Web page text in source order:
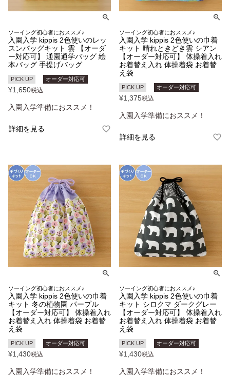
ソーイング初心者におススメ♪
入園入学 kippis 2色使いのレッ
スンバッグキット 雲 【オーダ
ー対応可】 通園通学バッグ 絵
本バッグ 手提げバッグ
PICK UP オーダー対応可
¥1,650税込
入園入学準備におススメ！
詳細を見る
ソーイング初心者におススメ♪
入園入学 kippis 2色使いの巾着
キット 晴れときどき雲 シアン
【オーダー対応可】 体操着入れ
お着替え入れ 体操着袋 お着替
え袋
PICK UP オーダー対応可
¥1,375税込
入園入学準備におススメ！
詳細を見る
ソーイング初心者におススメ♪
入園入学 kippis 2色使いの巾着
キット 冬の植物園 パープル
【オーダー対応可】 体操着入れ
お着替え入れ 体操着袋 お着替
え袋
PICK UP オーダー対応可
¥1,430税込
入園入学準備におススメ！
ソーイング初心者におススメ♪
入園入学 kippis 2色使いの巾着
キット シロクマ ダークグレー
【オーダー対応可】 体操着入れ
お着替え入れ 体操着袋 お着替
え袋
PICK UP オーダー対応可
¥1,430税込
入園入学準備におススメ！